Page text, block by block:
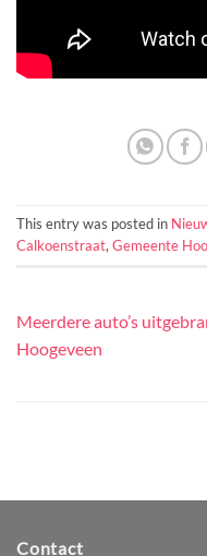
This entry was posted in
Calkoenstraat,Gemeente
Meerdere auto’s
Hoogeveen
Contact